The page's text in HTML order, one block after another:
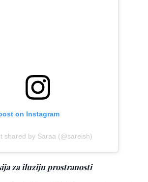
on Instagram
shared by Saraa (@sareish)
za iluziju prostranosti